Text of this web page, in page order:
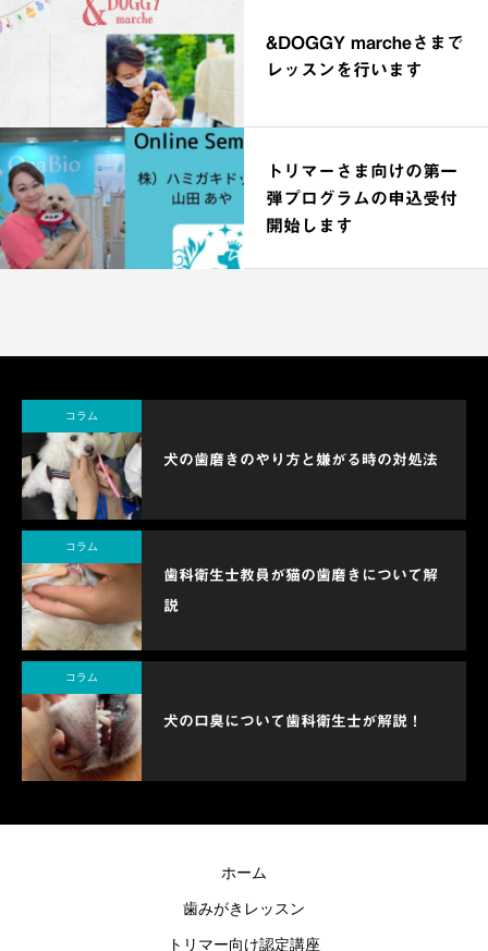
&DOGGY marcheさまで
レッスンを行います
トリマーさま向けの第一
弾プログラムの申込受付
開始します
コラム
犬の歯磨きのやり方と嫌がる時の対処法
コラム
歯科衛生士教員が猫の歯磨きについて解
説
コラム
犬の口臭について歯科衛生士が解説！
ホーム
歯みがきレッスン
トリマー向け認定講座